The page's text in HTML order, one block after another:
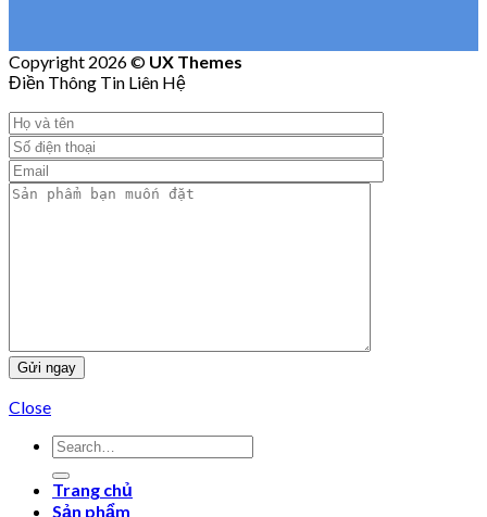
Copyright 2026 © UX Themes
Điền Thông Tin Liên Hệ
Close
Trang chủ
Sản phẩm